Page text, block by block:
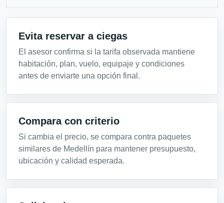
Evita reservar a ciegas
El asesor confirma si la tarifa observada mantiene
habitación, plan, vuelo, equipaje y condiciones
antes de enviarte una opción final.
Compara con criterio
Si cambia el precio, se compara contra paquetes
similares de Medellín para mantener presupuesto,
ubicación y calidad esperada.